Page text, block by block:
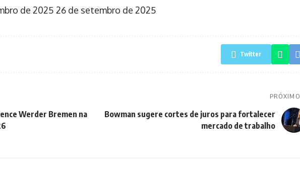
de 2025 26 de setembro de 2025
Twitter
Werder Bremen na
PRÓXIMO
Bowman sugere cortes de juros para fortalecer
mercado de trabalho